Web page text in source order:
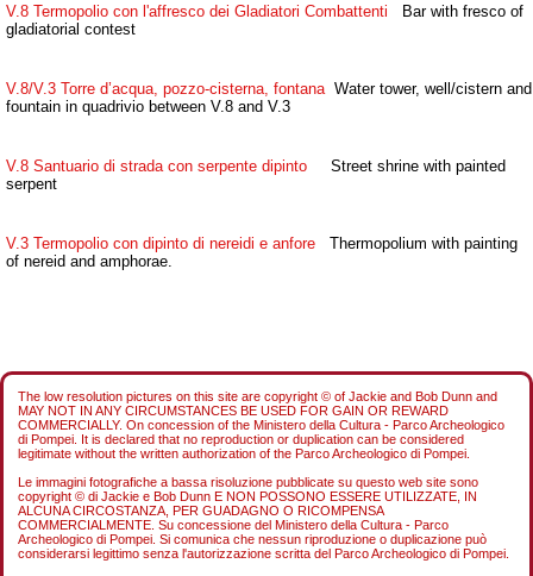
V.8 Termopolio con l'affresco dei Gladiatori Combattenti Bar with fresco of
gladiatorial contest
V.8/V.3 Torre d’acqua, pozzo-cisterna, fontana Water tower, well/cistern and
fountain in quadrivio between V.8 and V.3
V.8 Santuario di strada con serpente dipinto Street shrine with painted
serpent
V.3 Termopolio con dipinto di nereidi e anfore Thermopolium with painting
of nereid and amphorae.
The low resolution pictures on this site are copyright © of Jackie and Bob Dunn and
MAY NOT IN ANY CIRCUMSTANCES BE USED FOR GAIN OR REWARD
COMMERCIALLY. On concession of the Ministero della Cultura - Parco Archeologico
di Pompei. It is declared that no reproduction or duplication can be considered
legitimate without the written authorization of the Parco Archeologico di Pompei.
Le immagini fotografiche a bassa risoluzione pubblicate su questo web site sono
copyright © di Jackie e Bob Dunn E NON POSSONO ESSERE UTILIZZATE, IN
ALCUNA CIRCOSTANZA, PER GUADAGNO O RICOMPENSA
COMMERCIALMENTE. Su concessione del Ministero della Cultura - Parco
Archeologico di Pompei. Si comunica che nessun riproduzione o duplicazione può
considerarsi legittimo senza l'autorizzazione scritta del Parco Archeologico di Pompei.